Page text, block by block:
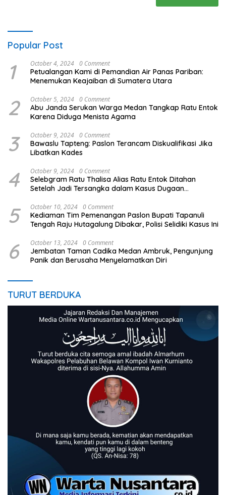
Popular Post
1 October 4, 2024 0 Comment
Petualangan Kami di Pemandian Air Panas Pariban:
Menemukan Keajaiban di Sumatera Utara
2 October 5, 2024 0 Comment
Abu Janda Serukan Warga Medan Tangkap Ratu Entok
Karena Diduga Menista Agama
3 October 9, 2024 0 Comment
Bawaslu Tapteng: Paslon Terancam Diskualifikasi Jika
Libatkan Kades
4 October 9, 2024 0 Comment
Selebgram Ratu Thalisa Alias Ratu Entok Ditahan
Setelah Jadi Tersangka dalam Kasus Dugaan
5 October 10, 2024 0 Comment
Kediaman Tim Pemenangan Paslon Bupati Tapanuli
Tengah Raju Hutagalung Dibakar, Polisi Selidiki Kasus Ini
6 October 13, 2024 0 Comment
Jembatan Taman Cadika Medan Ambruk, Pengunjung
Panik dan Berusaha Menyelamatkan Diri
TURUT BERDUKA